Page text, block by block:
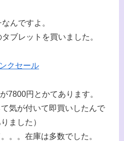
んですよ。
ブレットを買いました。
クセール
7800円とかてあります。
気が付いて即買いしたんで
ました）
。。在庫は多数でした。